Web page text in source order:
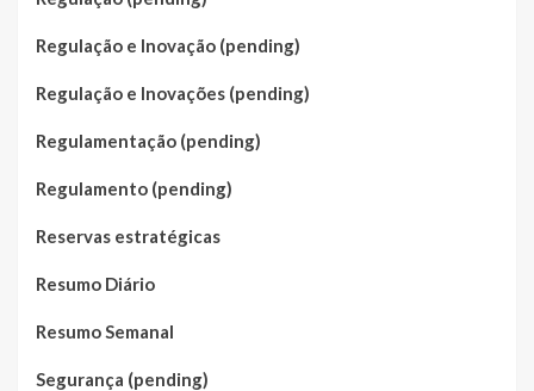
Regulação e Inovação (pending)
Regulação e Inovações (pending)
Regulamentação (pending)
Regulamento (pending)
Reservas estratégicas
Resumo Diário
Resumo Semanal
Segurança (pending)